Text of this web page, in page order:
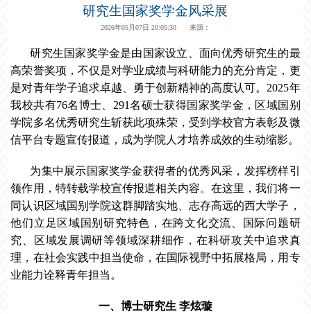
研究生国家奖学金风采展
2026年05月07日 20:05:30 来源：
研究生国家奖学金是由国家设立、面向优秀研究生的最
高荣誉奖项，不仅是对学业成绩与科研能力的充分肯定，更
是对青年学子追求卓越、勇于创新精神的高度认可。2025年
我校共有76名博士、291名硕士获得国家奖学金，区域国别
学院多名优秀研究生斩获此项殊荣，受到学校官方表彰及微
信平台专题宣传报道，成为学院人才培养成效的生动缩影。
为集中展示国家奖学金获得者的优秀风采，发挥榜样引
领作用，特转载学校宣传报道相关内容。在这里，我们将一
同认识区域国别学院这群脚踏实地、志存高远的西大学子，
他们立足区域国别研究特色，在跨文化交流、国际问题研
究、区域发展调研等领域深耕细作，在科研攻关中追求真
理，在社会实践中担当使命，在国际视野中拓展格局，用专
业能力诠释青年担当。
一、博士研究生 李炫璇